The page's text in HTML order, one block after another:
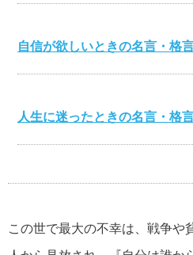
自信が欲しいときの名言・格
人生に迷ったときの名言・格
心を打つ名言・格言
この世で最大の不幸は、戦争や